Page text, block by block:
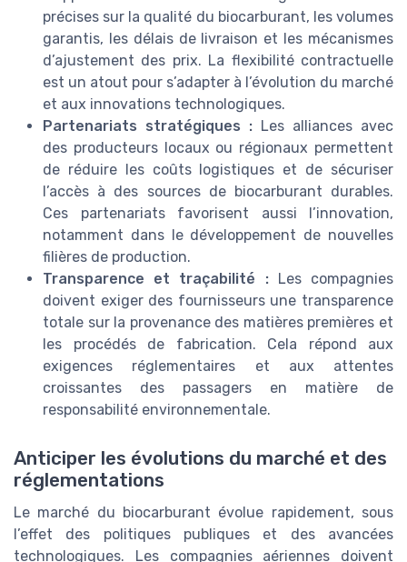
précises sur la qualité du biocarburant, les volumes
garantis, les délais de livraison et les mécanismes
d’ajustement des prix. La flexibilité contractuelle
est un atout pour s’adapter à l’évolution du marché
et aux innovations technologiques.
Partenariats stratégiques : Les alliances avec
des producteurs locaux ou régionaux permettent
de réduire les coûts logistiques et de sécuriser
l’accès à des sources de biocarburant durables.
Ces partenariats favorisent aussi l’innovation,
notamment dans le développement de nouvelles
filières de production.
Transparence et traçabilité :Les compagnies
doivent exiger des fournisseurs une transparence
totale sur la provenance des matières premières et
les procédés de fabrication. Cela répond aux
exigences réglementaires et aux attentes
croissantes des passagers en matière de
responsabilité environnementale.
Anticiper les évolutions du marché et des
réglementations
Le marché du biocarburant évolue rapidement, sous
l’effet des politiques publiques et des avancées
technologiques. Les compagnies aériennes doivent